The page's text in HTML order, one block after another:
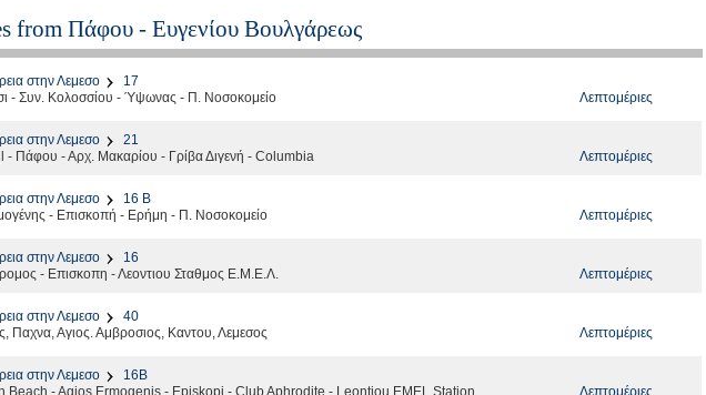
from Πάφου - Ευγενίου Βουλγάρεως
στην Λεμεσο
17
- Συν. Κολοσσίου - Ύψωνας - Π. Νοσοκομείο
Λεπτομέριες
στην Λεμεσο
21
- Πάφου - Αρχ. Μακαρίου - Γρίβα Διγενή - Columbia
Λεπτομέριες
στην Λεμεσο
16 B
- Επισκοπή - Ερήμη - Π. Νοσοκομείο
Λεπτομέριες
στην Λεμεσο
16
- Επισκοπη - Λεοντιου Σταθμος Ε.Μ.Ε.Λ.
Λεπτομέριες
στην Λεμεσο
40
Παχνα, Αγιος. Αμβροσιος, Καντου, Λεμεσος
Λεπτομέριες
στην Λεμεσο
16B
Λεπτομέριες